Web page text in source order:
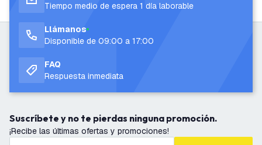
Tiempo medio de espera 1 día laborable
Llámanos
Disponible de 09:00 a 17:00
FAQ
Respuesta inmediata
Suscríbete y no te pierdas ninguna promoción.
¡Recibe las últimas ofertas y promociones!